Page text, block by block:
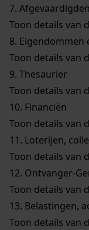
7.
Toon details van
8. Eigendommen
Toon details van
9. Thesaurier
Toon details van
10. Financiën
Toon details van
11. Loterijen,
Toon details van
12. Ontvanger-
Toon details van
13. Belastingen,
Toon details van